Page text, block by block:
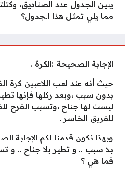
يبين الجدول عدد الصناديق،
مما يلي تمثل هذا الجدول؟
الإجابة الصحيحة :الكرة .
حيث أنه عند لعب اللاعبين كرة
بدون سبب ،وبعد ركلها فإنها
ليست لها جناح ،وتسبب الفرح
للفريق الخاسر .
وبهذا نكون قدمنا لكم الإجابة
بلا سبب .. و تطير بلا جناح .. و
فما هي ؟